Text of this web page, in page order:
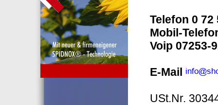
Telefon 0 72
Mobil-
Voip 07253-
E-Mail
USt.Nr.